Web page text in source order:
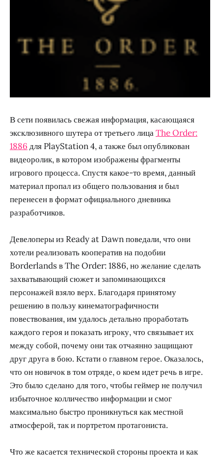
В сети появилась свежая информация, касающаяся
эксклюзивного шутера от третьего лицаThe Order:
1886 для PlayStation 4, а также был опубликован
видеоролик, в котором изображены фрагменты
игрового процесса. Спустя какое-то время, данный
материал пропал из общего пользования и был
перенесен в формат официального дневника
разработчиков.
Девелоперы из Ready at Dawn поведали, что они
хотели реализовать кооператив на подобии
Borderlands в The Order: 1886, но желание сделать
захватывающий сюжет и запоминающихся
персонажей взяло верх. Благодаря принятому
решению в пользу кинематографичности
повествования, им удалось детально проработать
каждого героя и показать игроку, что связывает их
между собой, почему они так отчаянно защищают
друг друга в бою. Кстати о главном герое. Оказалось,
что он новичок в том отряде, о коем идет речь в игре.
Это было сделано для того, чтобы геймер не получил
избыточное колличество информации и смог
максимально быстро проникнуться как местной
атмосферой, так и портретом протагониста.
Что же касается технической стороны проекта и как